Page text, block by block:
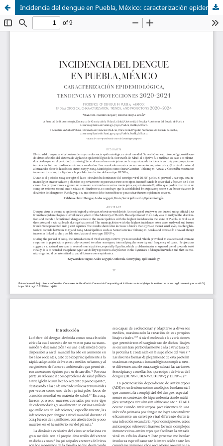
Incidencia del dengue en Puebla, México: caracterización epidemiológica, tendencias y proyecciones 2020-2024